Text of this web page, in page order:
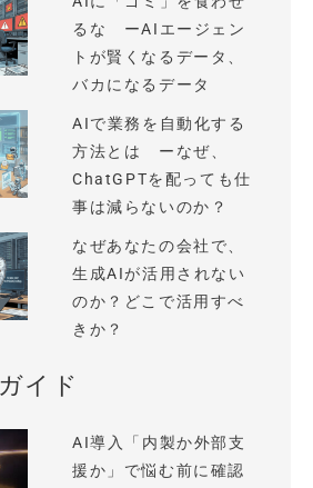
るな ーAIエージェン
トが賢くなるデータ、
バカになるデータ
AIで業務を自動化する
方法とは ーなぜ、
ChatGPTを配っても仕
事は減らないのか？
なぜあなたの会社で、
生成AIが活用されない
のか？どこで活用すべ
きか？
イド
AI導入「内製か外部支
援か」で悩む前に確認